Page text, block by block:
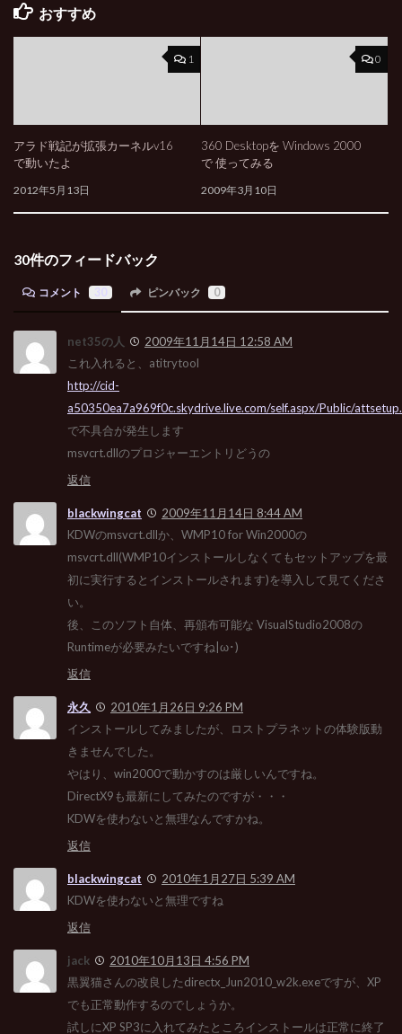
おすすめ
1
アラド戦記が拡張カーネルv16
で動いたよ
2012年5月13日
0
360 Desktopを Windows 2000
で 使ってみる
2009年3月10日
30件のフィードバック
コメント ピンバック 0
net35の人
2009年11月14日 12:58 AM
これ入れると、atitrytool
http://cid-
a50350ea7a969f0c.skydrive.live.com/self.aspx/Public/
で不具合が発生します
msvcrt.dllのプロジャーエントリどうの
返信
blackwingcat
2009年11月14日 8:44 AM
KDWのmsvcrt.dllか、WMP10 for Win2000の
msvcrt.dll(WMP10インストールしなくてもセットアップを最
初に実行するとインストールされます)を導入して見てくださ
い。
後、このソフト自体、再頒布可能な VisualStudio2008の
Runtimeが必要みたいですね|ω･)
返信
永久
2010年1月26日 9:26 PM
インストールしてみましたが、ロストプラネットの体験版動
きませんでした。
やはり、win2000で動かすのは厳しいんですね。
DirectX9も最新にしてみたのですが・・・
KDWを使わないと無理なんですかね。
返信
blackwingcat
2010年1月27日 5:39 AM
KDWを使わないと無理ですね
返信
jack
2010年10月13日 4:56 PM
黒翼猫さんの改良したdirectx_Jun2010_w2k.exeですが、XP
でも正常動作するのでしょうか。
試しにXP SP3に入れてみたところインストールは正常に終了